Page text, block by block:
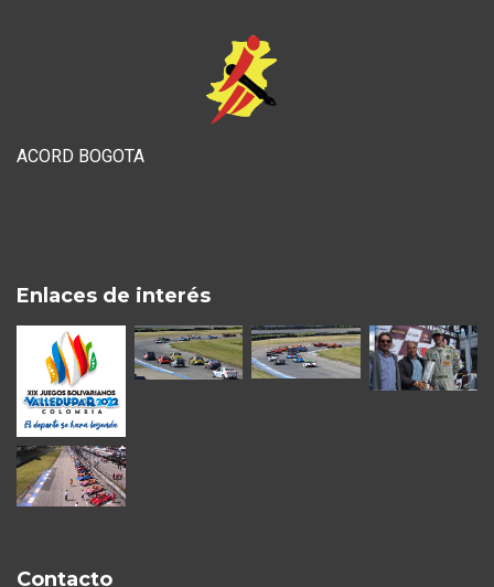
ACORD BOGOTA
Enlaces de interés
Contacto